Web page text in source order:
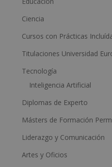
t
i
Ciencia
Cursos con Prácticas
Titulaciones Universidad
Tecnología
Inteligencia Artificial
Diplomas de Experto
Másters de Formación
Liderazgo y Comunicación
Artes y Oficios